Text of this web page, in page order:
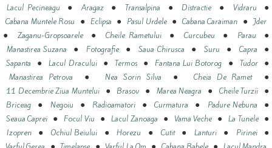
Lacul Pecineagu ●Aragaz● Transalpina ● Distractie ● Vidraru ●
Cabana Muntele Rosu ● Eclipsa ● Pasul Urdele●Cabana Caraiman ●Jder
● Zaganu-Gropsoarele● Cheile Rametului● Curcubeu ● Parau ●
Manastirea Suzana ● Fotografie ●Saua Chirusca ● Suru ● Capra ●
Sapanta ●Lacul Dracului● Termos● Fantana Lui Botorog ● Tudor●
Manastirea Petrova ● Nea Sorin Silva ● Cheia De Ramet●
11 Decembrie Ziua Muntelui ● Brasov ● Marea Neagra ● Cheile Turzii ●
Briceag ● Negoiu ● Radioamatori ●Curmatura ● Padure Nebuna ●
Seaua Caprei ● Focul Viu ● Lacul Zanoaga ● Vama Veche ●La Tunele●
Izopren● Ochiul Beiului ●Horezu ● Cutit● Lanturi● Pirinei●